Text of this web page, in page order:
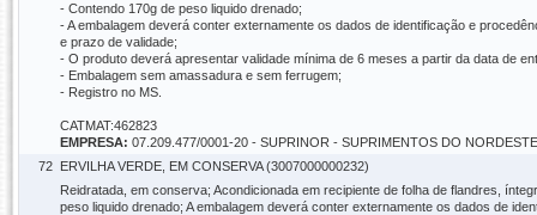
- Contendo 170g de peso liquido drenado;
- A embalagem deverá conter externamente os dados de identificação e
e prazo de validade;
- O produto deverá apresentar validade mínima de 6 meses a partir da data de
- Embalagem sem amassadura e sem ferrugem;
- Registro no MS.
CATMAT:462823
EMPRESA: 07.209.477/0001-20 - SUPRINOR - SUPRIMENTOS DO
72 ERVILHA VERDE, EM CONSERVA (3007000000232)
Reidratada, em conserva; Acondicionada em recipiente de folha de flandres,
peso liquido drenado; A embalagem deverá conter externamente os dados de